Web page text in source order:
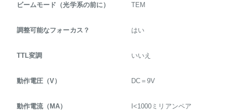
ビームモード（光学系の前に） TEM
調整可能なフォーカス？ はい
TTL変調 いいえ
動作電圧（V） DC＝9V
動作電流（MA） I<1000ミリアンペア